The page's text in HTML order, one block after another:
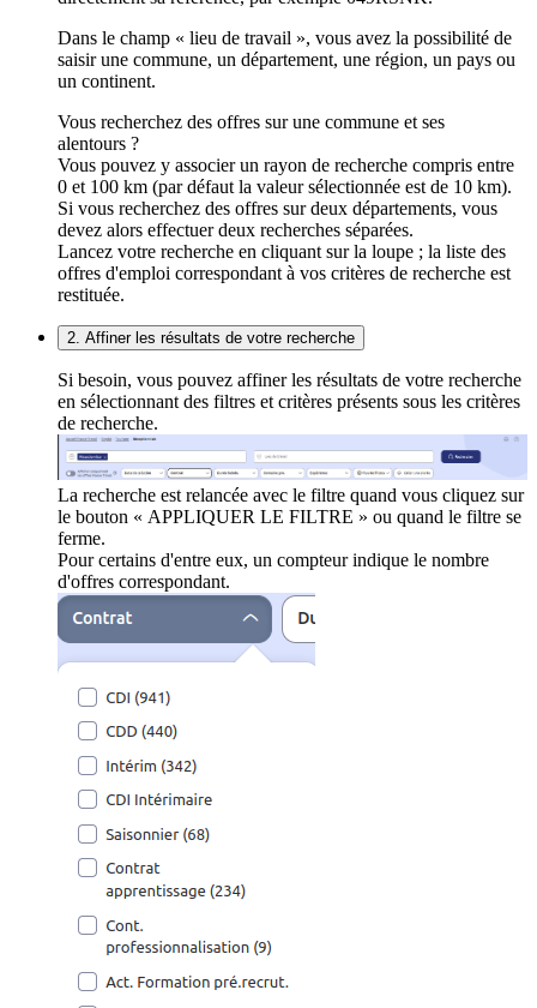
Dans le champ « lieu de travail », vous avez la possibilité de
saisir une commune, un département, une région, un pays ou
un continent.
Vous recherchez des offres sur une commune et ses
alentours ?
Vous pouvez y associer un rayon de recherche compris entre
0 et 100 km (par défaut la valeur sélectionnée est de 10 km).
Si vous recherchez des offres sur deux départements, vous
devez alors effectuer deux recherches séparées.
Lancez votre recherche en cliquant sur la loupe ; la liste des
offres d'emploi correspondant à vos critères de recherche est
restituée.
2. Affiner les résultats de votre recherche
Si besoin, vous pouvez affiner les résultats de votre recherche
en sélectionnant des filtres et critères présents sous les critères
de recherche.
La recherche est relancée avec le filtre quand vous cliquez sur
le bouton « APPLIQUER LE FILTRE » ou quand le filtre se
ferme.
Pour certains d'entre eux, un compteur indique le nombre
d'offres correspondant.